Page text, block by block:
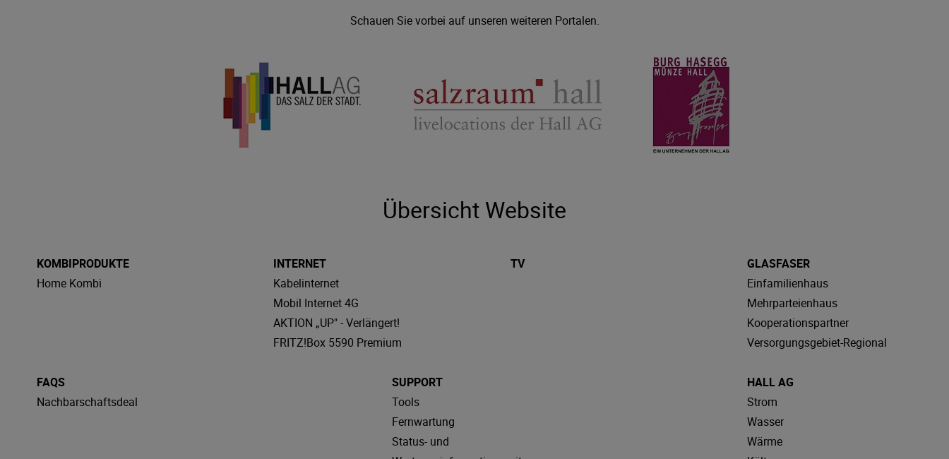
Schauen Sie vorbei auf unseren weiteren Portalen.
Übersicht Website
KOMBIPRODUKTE
Home Kombi
INTERNET
Kabelinternet
Mobil Internet 4G
AKTION „UP" - Verlängert!
FRITZ!Box 5590 Premium
TV
GLASFASER
Einfamilienhaus
Mehrparteienhaus
Kooperationspartner
Versorgungsgebiet-Regional
FAQS
Nachbarschaftsdeal
SUPPORT
Tools
Fernwartung
Status- und
HALL AG
Strom
Wasser
Wärme